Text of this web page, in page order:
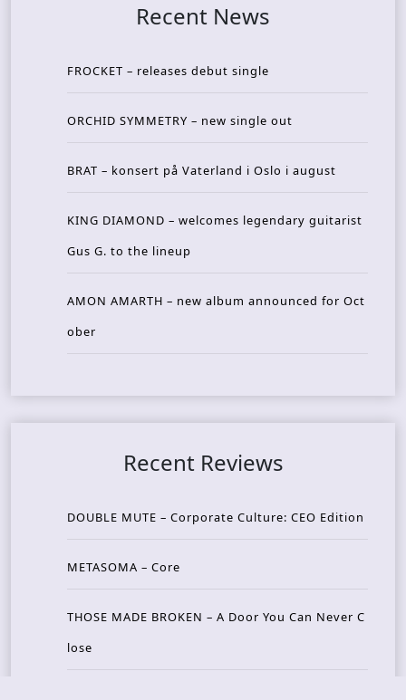
Recent News
FROCKET – releases debut single
ORCHID SYMMETRY – new single out
BRAT – konsert på Vaterland i Oslo i august
KING DIAMOND – welcomes legendary guitarist
Gus G. to the lineup
AMON AMARTH – new album announced for Oct
ober
Recent Reviews
DOUBLE MUTE – Corporate Culture: CEO Edition
METASOMA – Core
THOSE MADE BROKEN – A Door You Can Never C
lose